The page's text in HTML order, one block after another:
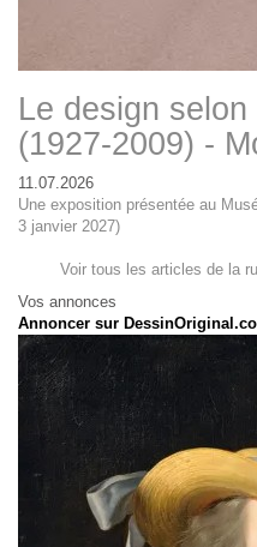
Le design
(1927-2009) -
11.07.2026
Une exposition présentée au
3 janvier 2027)
Voir tous les articles de la
Vos annonces
Annoncer sur